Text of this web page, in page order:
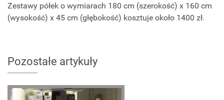
Zestawy półek o wymiarach 180 cm (szerokość) x 160 cm
(wysokość) x 45 cm (głębokość) kosztuje około 1400 zł.
Pozostałe artykuły